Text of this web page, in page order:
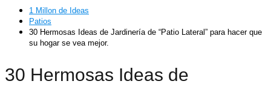
1 Millon de Ideas
Patios
30 Hermosas Ideas de Jardinería de “Patio Lateral” para hacer que
su hogar se vea mejor.
30 Hermosas Ideas de